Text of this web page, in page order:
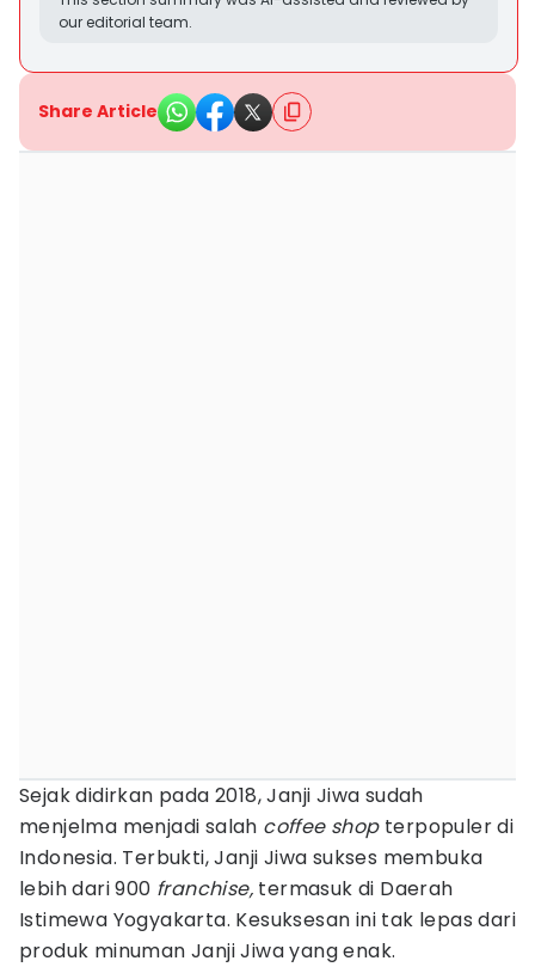
our editorial team.
Share Article
Sejak didirkan pada 2018, Janji Jiwa sudah
menjelma menjadi salah coffee shopterpopuler di
Indonesia. Terbukti, Janji Jiwa sukses membuka
lebih dari 900 franchise, termasuk di Daerah
Istimewa Yogyakarta. Kesuksesan ini tak lepas dari
produk minuman Janji Jiwa yang enak.